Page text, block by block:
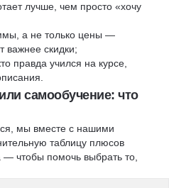
лучше, чем просто «хочу
а не только цены —
важнее скидки;
правда учился на курсе,
самообучение: что
мы вместе с нашими
таблицу плюсов
чтобы помочь выбрать то,